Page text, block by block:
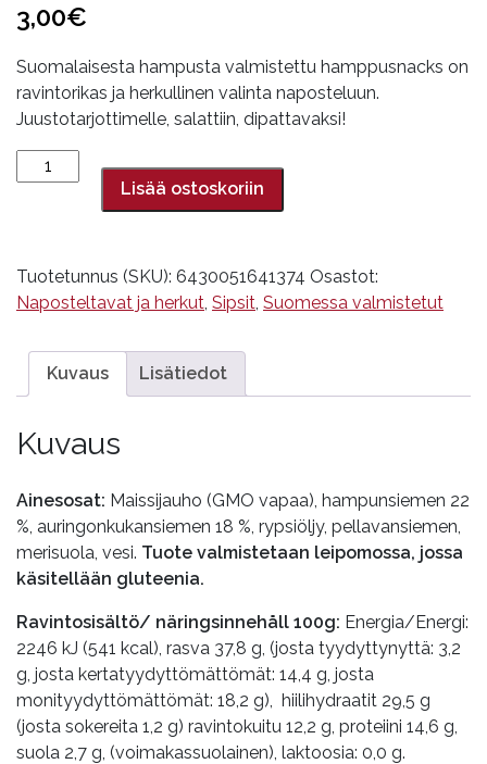
3,00€
Suomalaisesta hampusta valmistettu hamppusnacks on
ravintorikas ja herkullinen valinta naposteluun.
Juustotarjottimelle, salattiin, dipattavaksi!
Hamppusnacks
85
Lisää ostoskoriin
Tuotetunnus (SKU): 6430051641374 Osastot:
Naposteltavat ja herkut Sipsit Suomessa valmistetut
Kuvaus Lisätiedot
Kuvaus
Ainesosat: Maissijauho (GMO vapaa), hampunsiemen 22
%, auringonkukansiemen 18 %, rypsiöljy, pellavansiemen,
merisuola, vesi. Tuote valmistetaan leipomossa, jossa
käsitellään gluteenia.
Ravintosisältö/ näringsinnehåll 100g: Energia/Energi:
2246 kJ (541 kcal), rasva 37,8 g, (josta tyydyttynyttä: 3,2
g, josta kertatyydyttömättömät: 14,4 g, josta
monityydyttömättömät: 18,2 g), hiilihydraatit 29,5 g
(josta sokereita 1,2 g) ravintokuitu 12,2 g, proteiini 14,6 g,
suola 2,7 g, (voimakassuolainen), laktoosia: 0,0 g.